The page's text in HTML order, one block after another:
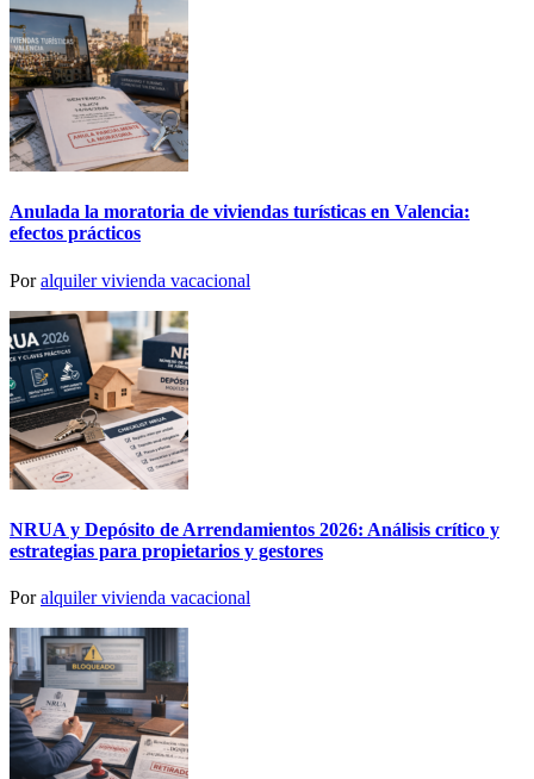
Anulada la moratoria de viviendas turísticas en Valencia:
efectos prácticos
Poralquiler vivienda vacacional
NRUA y Depósito de Arrendamientos 2026: Análisis crítico y
estrategias para propietarios y gestores
Poralquiler vivienda vacacional